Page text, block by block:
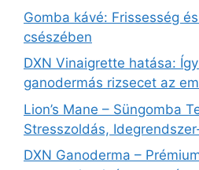
Gomba kávé: Frissesség
csészében
DXN Vinaigrette hatása:
ganodermás rizsecet az
Lion’s Mane – Süngomba
Stresszoldás,
DXN Ganoderma –